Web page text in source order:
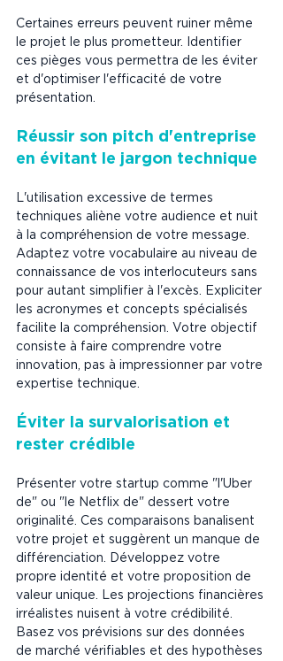
Certaines erreurs peuvent ruiner même
le projet le plus prometteur. Identifier
ces pièges vous permettra de les éviter
et d'optimiser l'efficacité de votre
présentation.
Réussir son pitch d'entreprise
en évitant le jargon technique
L'utilisation excessive de termes
techniques aliène votre audience et nuit
à la compréhension de votre message.
Adaptez votre vocabulaire au niveau de
connaissance de vos interlocuteurs sans
pour autant simplifier à l'excès. Expliciter
les acronymes et concepts spécialisés
facilite la compréhension. Votre objectif
consiste à faire comprendre votre
innovation, pas à impressionner par votre
expertise technique.
Éviter la survalorisation et
rester crédible
Présenter votre startup comme "l'Uber
de" ou "le Netflix de" dessert votre
originalité. Ces comparaisons banalisent
votre projet et suggèrent un manque de
différenciation. Développez votre
propre identité et votre proposition de
valeur unique. Les projections financières
irréalistes nuisent à votre crédibilité.
Basez vos prévisions sur des données
de marché vérifiables et des hypothèses